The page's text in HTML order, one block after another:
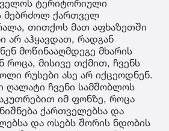
ტერიტორიული
მებრძოლ ქართველ
თითქოს მათ აფხაზეთში
არ აჰყავდათ, რადგან
მოწინააღმდეგე მხარის
როცა, მისივე თქმით, ჩვენს
რუსები ასე არ იქცეოდნენ.
ღალატი ჩვენი სამშობლოს
იმ ფონზე, როცა
ქართველებსა და
და ოსებს შორის ნდობის